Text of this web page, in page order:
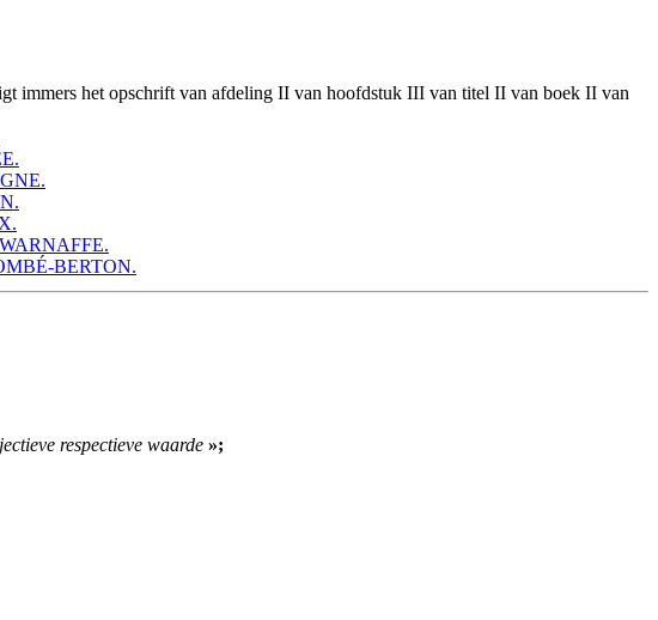
immers het opschrift van afdeling II van hoofdstuk III van titel II van boek II van
BERTON.
respectieve waarde »;